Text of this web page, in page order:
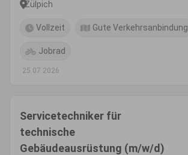
Zülpich
Vollzeit Gute Verkehrsanbindung
Jobrad
25.07.2026
Servicetechniker für
technische
Gebäudeausrüstung (m/w/d)